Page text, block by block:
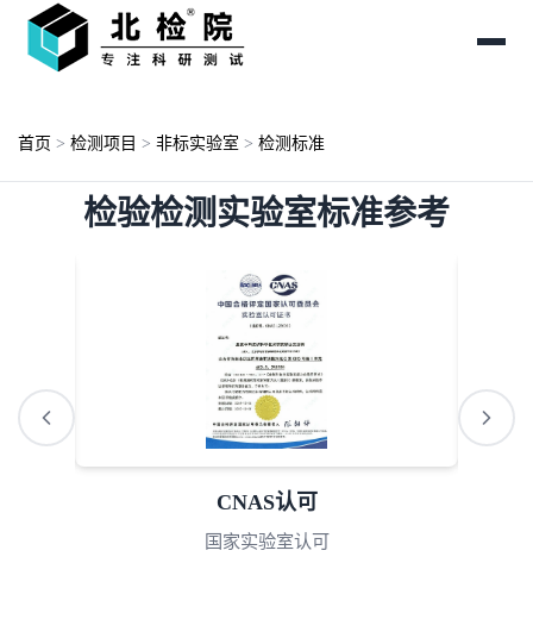
首页 > 检测项目 > 非标实验室 > 检测标准
检验检测实验室标准参考
AAA诚信
3A诚信单位